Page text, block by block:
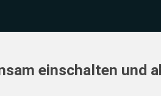
einschalten und